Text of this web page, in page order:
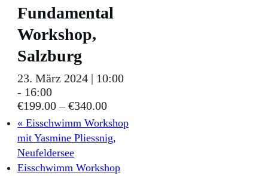
Fundamental
Workshop,
Salzburg
23. März 2024 | 10:00
- 16:00
€199.00 – €340.00
« Eisschwimm Workshop
mit Yasmine Pliessnig,
Neufeldersee
Eisschwimm Workshop